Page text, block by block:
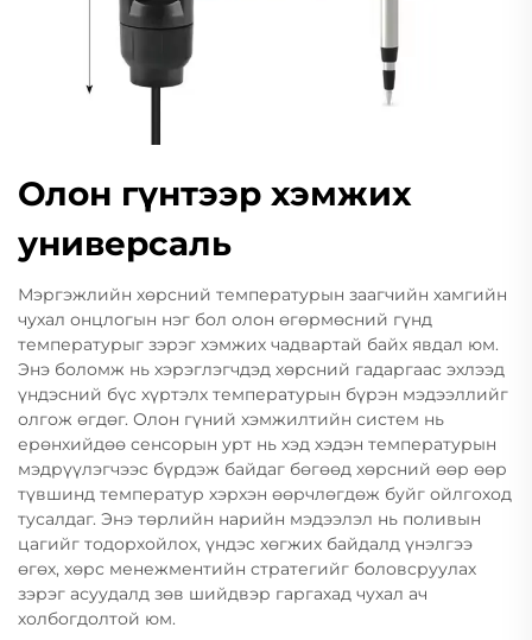
Олон гүнтээр хэмжих
универсаль
Мэргэжлийн хөрсний температурын заагчийн хамгийн
чухал онцлогын нэг бол олон өгөрмөсний гүнд
температурыг зэрэг хэмжих чадвартай байх явдал юм.
Энэ боломж нь хэрэглэгчдэд хөрсний гадаргаас эхлээд
үндэсний бүс хүртэлх температурын бүрэн мэдээллийг
олгож өгдөг. Олон гүний хэмжилтийн систем нь
ерөнхийдөө сенсорын урт нь хэд хэдэн температурын
мэдрүүлэгчээс бүрдэж байдаг бөгөөд хөрсний өөр өөр
түвшинд температур хэрхэн өөрчлөгдөж буйг ойлгоход
тусалдаг. Энэ төрлийн нарийн мэдээлэл нь поливын
цагийг тодорхойлох, үндэс хөгжих байдалд үнэлгээ
өгөх, хөрс менежментийн стратегийг боловсруулах
зэрэг асуудалд зөв шийдвэр гаргахад чухал ач
холбогдолтой юм.